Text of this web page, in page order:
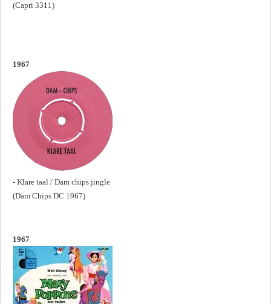
(Capri 3311)
1967
- Klare taal / Dam chips jingle
(Dam Chips DC 1967)
1967